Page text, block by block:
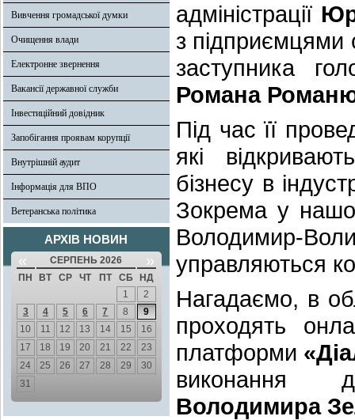
Вивчення громадської думки
Очищення влади
Електронне звернення
Вакансії державної служби
Інвестиційний довідник
Запобігання проявам корупції
Внутрішній аудит
Інформація для ВПО
Ветеранська політика
АРХІВ НОВИН
« СЕРПЕНЬ 2026 »
ПН ВТ СР ЧТ ПТ СБ
НД
1
2
3
4 5 6 7 8
9
10
11 12 13 14 15
16
17
18 19 20 21 22
23
24
25 26 27 28 29
30
31
адміністрації
з підприємцями
заступника
Романа
Під час її
які
бізнесу в
Зокрема у
Володимир-
управляються
Нагадаємо, в
проходять
платформи
виконання
Володимира